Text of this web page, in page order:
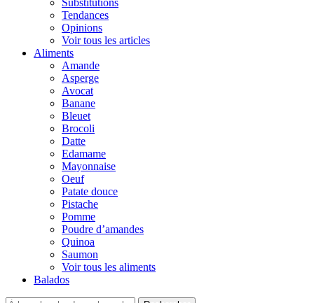
Substitutions
Tendances
Opinions
Voir tous les articles
Aliments
Amande
Asperge
Avocat
Banane
Bleuet
Brocoli
Datte
Edamame
Mayonnaise
Oeuf
Patate douce
Pistache
Pomme
Poudre d’amandes
Quinoa
Saumon
Voir tous les aliments
Balados